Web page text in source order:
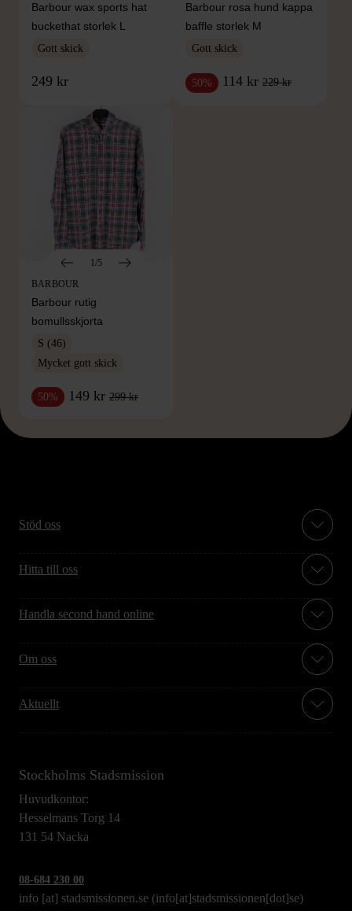
Barbour wax sports hat
buckethat storlek L
Gott skick
249 kr
Barbour rosa hund kappa
baffle storlek M
Gott skick
50% 114 kr 229 kr
1/5
BARBOUR
Barbour rutig
bomullsskjorta
S (46)
Mycket gott skick
50% 149 kr 299 kr
Stöd oss
Hitta till oss
Handla second hand online
Om oss
Aktuellt
Stockholms Stadsmission
Huvudkontor:
Hesselmans Torg 14
131 54 Nacka
08-684 230 00
info [at] stadsmissionen.se (info[at]stadsmissionen[dot]se)